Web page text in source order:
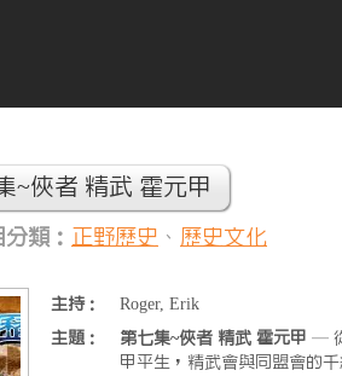
~俠者 精武 霍元甲
類： 正野歷史 、 歷史文化
主持：
Roger, Erik
主題：
第七集~俠者 精武 霍元甲 —
甲平生，精武會與同盟會的